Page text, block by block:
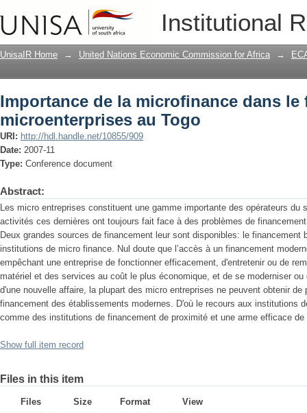
Institutional
Importance de la microfinance dans
UnisaIR Home → United Nations Economic Commission for Africa →
Importance de la microfinance dans le
microenterprises au Togo
URI: http://hdl.handle.net/10855/909
Date: 2007-11
Type: Conference document
Abstract:
Les micro entreprises constituent une gamme importante des opérateurs du
activités ces dernières ont toujours fait face à des problèmes de
Deux grandes sources de financement leur sont disponibles: le financement
institutions de micro finance. Nul doute que l’accès à un financement
empêchant une entreprise de fonctionner efficacement, d'entretenir ou de
matériel et des services au coût le plus économique, et de se moderniser
d'une nouvelle affaire, la plupart des micro entreprises ne peuvent obtenir de
financement des établissements modernes. D'où le recours aux institutions
comme des institutions de financement de proximité et une arme efficace
Show full item record
Files in this item
Files Size Format
View